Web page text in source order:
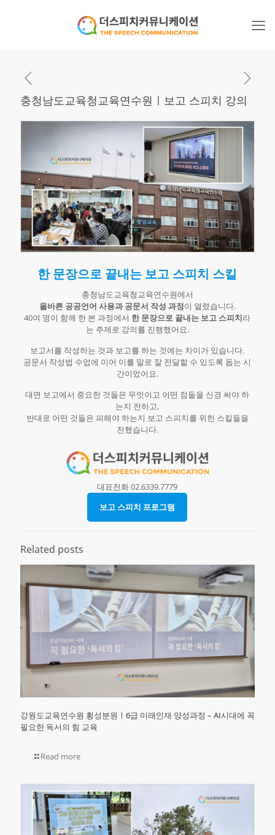
충청남도교육청교육연수원ㅣ보고 스피치 강의
한 문장으로 끝내는 보고 스피치 스킬
충청남도교육청교육연수원에서
올바른 공공언어 사용과 공문서 작성 과정이 열렸습니다.
40여 명이 함께 한 본 과정에서 한 문장으로 끝내는 보고 스피치라
는 주제로 강의를 진행했어요.
보고서를 작성하는 것과 보고를 하는 것에는 차이가 있습니다.
공문서 작성법 수업에 이어 이를 말로 잘 전달할 수 있도록 돕는 시
간이었어요.​
대면 보고에서 중요한 것들은 무엇이고 어떤 점들을 신경 써야 하
는지 전하고,
반대로 어떤 것들은 피해야 하는지 보고 스피치를 위한 스킬들을
전했습니다.
대표전화 02.6339.7779
보고 스피치 프로그램
Related posts
강원도교육연수원 횡성분원ㅣ6급 미래인재 양성과정 – AI시대에 꼭
필요한 독서의 힘 교육
Read more